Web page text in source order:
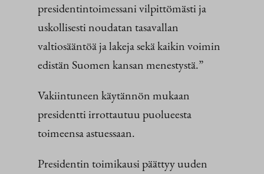
presidentintoimessani vilpittömästi ja
uskollisesti noudatan tasavallan
valtiosääntöä ja lakeja sekä kaikin voimin
edistän Suomen kansan menestystä.”
Vakiintuneen käytännön mukaan
presidentti irrottautuu puolueesta
toimeensa astuessaan.
Presidentin toimikausi päättyy uuden